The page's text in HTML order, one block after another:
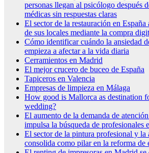
personas llegan al psicólogo después
médicas sin respuestas claras
El sector de la restauración en
de sus locales mediante la compra
Cómo identificar cuándo la ansiedad
empieza a afectar a la vida diaria
Cerramientos en Madrid
El mejor crucero de buceo de España
Tapiceros en Valencia
Empresas de limpieza en Málaga
How good is Mallorca as destination
wedding?
El aumento de la demanda de
impulsa la búsqueda de profesionales
El sector de la pintura profesional y la
consolida como pilar en la reforma de